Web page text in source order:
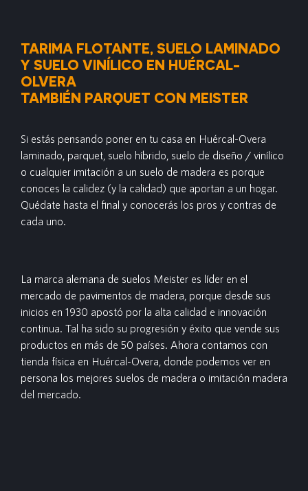
TARIMA FLOTANTE, SUELO LAMINADO
Y SUELO VINÍLICO EN HUÉRCAL-
OLVERA
TAMBIÉN PARQUET CON MEISTER
Si estás pensando poner en tu casa en Huércal-Overa
laminado, parquet, suelo híbrido, suelo de diseño / vinílico
o cualquier imitación a un suelo de madera es porque
conoces la calidez (y la calidad) que aportan a un hogar.
Quédate hasta el final y conocerás los pros y contras de
cada uno.
La marca alemana de suelos Meister es líder en el
mercado de pavimentos de madera, porque desde sus
inicios en 1930 apostó por la alta calidad e innovación
continua. Tal ha sido su progresión y éxito que vende sus
productos en más de 50 países. Ahora contamos con
tienda física en Huércal-Overa, donde podemos ver en
persona los mejores suelos de madera o imitación madera
del mercado.